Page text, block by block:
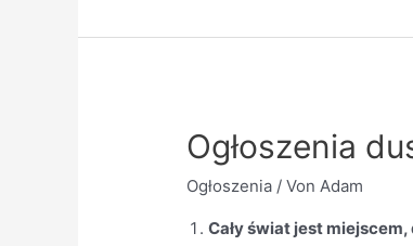
Ogłoszenia
Ogłoszenia / VonAdam
Cały świat jest